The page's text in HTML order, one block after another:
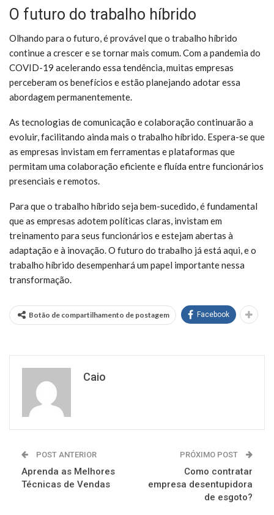
O futuro do trabalho híbrido
Olhando para o futuro, é provável que o trabalho híbrido
continue a crescer e se tornar mais comum. Com a pandemia do
COVID-19 acelerando essa tendência, muitas empresas
perceberam os benefícios e estão planejando adotar essa
abordagem permanentemente.
As tecnologias de comunicação e colaboração continuarão a
evoluir, facilitando ainda mais o trabalho híbrido. Espera-se que
as empresas invistam em ferramentas e plataformas que
permitam uma colaboração eficiente e fluída entre funcionários
presenciais e remotos.
Para que o trabalho híbrido seja bem-sucedido, é fundamental
que as empresas adotem políticas claras, invistam em
treinamento para seus funcionários e estejam abertas à
adaptação e à inovação. O futuro do trabalho já está aqui, e o
trabalho híbrido desempenhará um papel importante nessa
transformação.
Botão de compartilhamento de postagem Facebook
Caio
POST ANTERIOR
Aprenda as Melhores
Técnicas de Vendas
PRÓXIMO POST
Como contratar
empresa desentupidora
de esgoto?